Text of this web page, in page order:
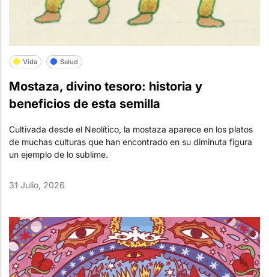
Vida Salud
Mostaza, divino tesoro: historia y
beneficios de esta semilla
Cultivada desde el Neolítico, la mostaza aparece en los platos
de muchas culturas que han encontrado en su diminuta figura
un ejemplo de lo sublime.
31 Julio, 2026